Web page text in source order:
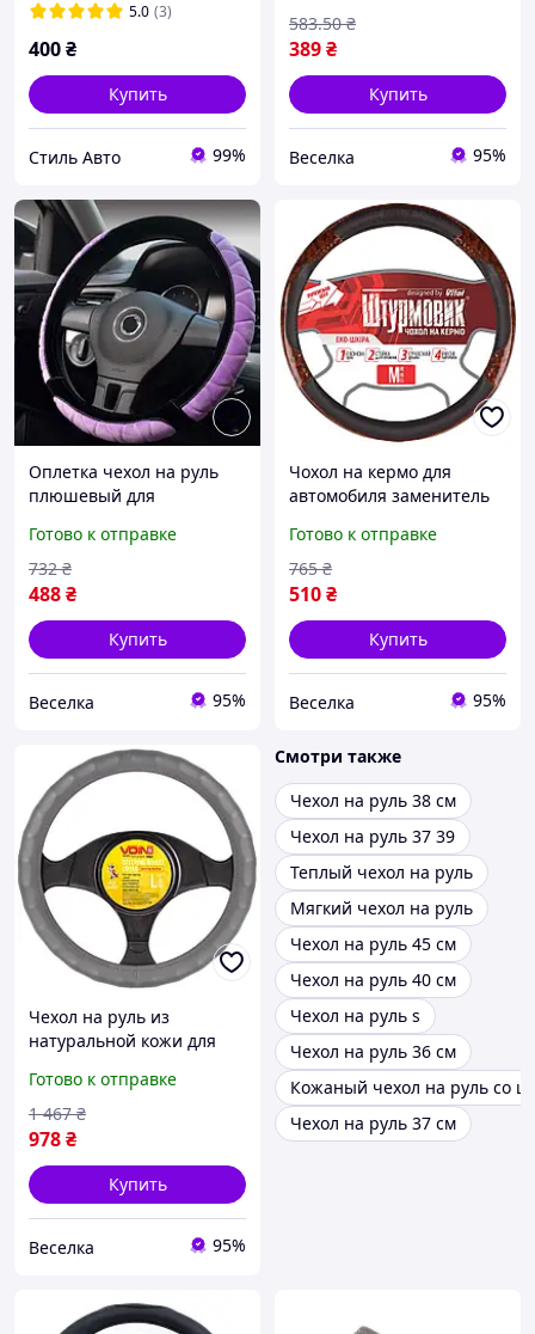
5.0 (3)
400₴
Купить
Стиль Авто 99%
материалов FLAME
389₴
583.50 ₴
Купить
Веселка 95%
Оплетка чехол на руль
плюшевый для
обтяжки фиолетовая для
комфорта и стиля FLAME
Готово к отправке
488₴
732 ₴
Купить
Веселка 95%
Чохол на кермо для
автомобиля заменитель
для комфортного
вождения и обновления
интерьера FLAME
Готово к отправке
510₴
765 ₴
Купить
Веселка 95%
Чехол на руль из
натуральной кожи для
диаметром руля 39-41 см
удобный стильный и
практичный FLAME
Готово к отправке
978₴
1 467 ₴
Купить
Веселка 95%
Смотри также
Чехол на руль 38 см
Чехол на руль 37 39
Теплый чехол на руль
Мягкий чехол на руль
Чехол на руль 45 см
Чехол на руль 40 см
Чехол на руль s
Чехол на руль 36 см
Кожаный чехол на руль со
Чехол на руль 37 см